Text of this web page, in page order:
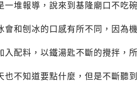
一堆報導，說來到基隆廟口不吃
會和刨冰的口感有所不同，因為
入配料，以鐵湯匙不斷的攪拌，
也不知道要點什麼，但是不斷聽